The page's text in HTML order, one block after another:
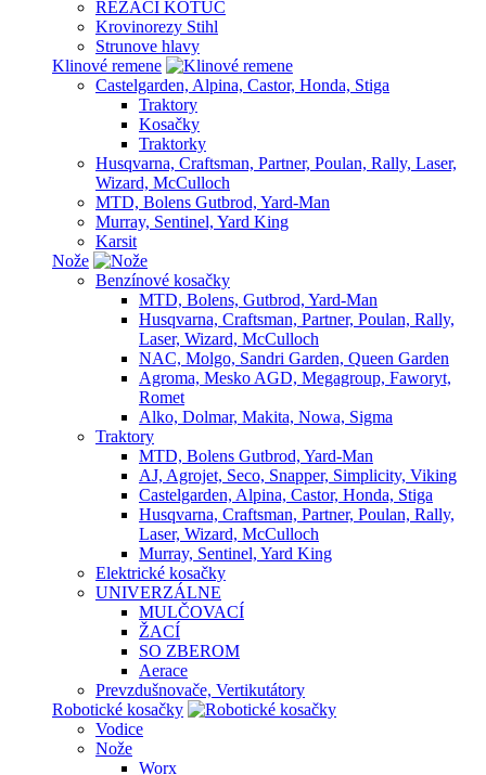
REZACÍ KOTÚČ
Krovinorezy Stihl
Strunove hlavy
Klinové remene
Castelgarden, Alpina, Castor, Honda, Stiga
Traktory
Kosačky
Traktorky
Husqvarna, Craftsman, Partner, Poulan, Rally, Laser,
Wizard, McCulloch
MTD, Bolens Gutbrod, Yard-Man
Murray, Sentinel, Yard King
Karsit
Nože
Benzínové kosačky
MTD, Bolens, Gutbrod, Yard-Man
Husqvarna, Craftsman, Partner, Poulan, Rally,
Laser, Wizard, McCulloch
NAC, Molgo, Sandri Garden, Queen Garden
Agroma, Mesko AGD, Megagroup, Faworyt,
Romet
Alko, Dolmar, Makita, Nowa, Sigma
Traktory
MTD, Bolens Gutbrod, Yard-Man
AJ, Agrojet, Seco, Snapper, Simplicity, Viking
Castelgarden, Alpina, Castor, Honda, Stiga
Husqvarna, Craftsman, Partner, Poulan, Rally,
Laser, Wizard, McCulloch
Murray, Sentinel, Yard King
Elektrické kosačky
UNIVERZÁLNE
MULČOVACÍ
ŽACÍ
SO ZBEROM
Aerace
Prevzdušnovače, Vertikutátory
Robotické kosačky
Vodice
Nože
Worx